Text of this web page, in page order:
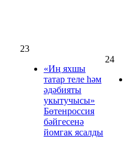
23
«Иң яхшы
татар теле һәм
әдәбияты
укытучысы»
Бөтенроссия
бәйгесенә
йомгак ясалды
24